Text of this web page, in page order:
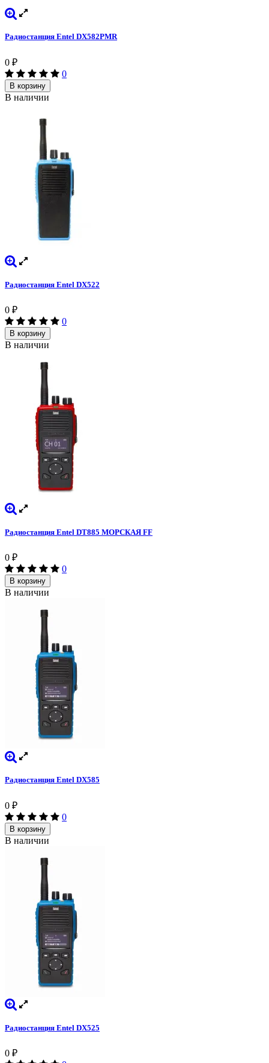
Радиостанция Entel DX582PMR
0 ₽
0
В корзину
В наличии
Радиостанция Entel DX522
0 ₽
0
В корзину
В наличии
Радиостанция Entel DT885 МОРСКАЯ FF
0 ₽
0
В корзину
В наличии
Радиостанция Entel DX585
0 ₽
0
В корзину
В наличии
Радиостанция Entel DX525
0 ₽